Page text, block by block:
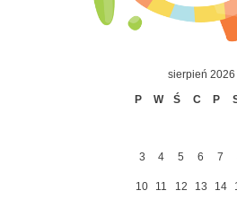
sierpień 2026
P
W Ś C P
3 4 5 6 7
10 11 12 13 14